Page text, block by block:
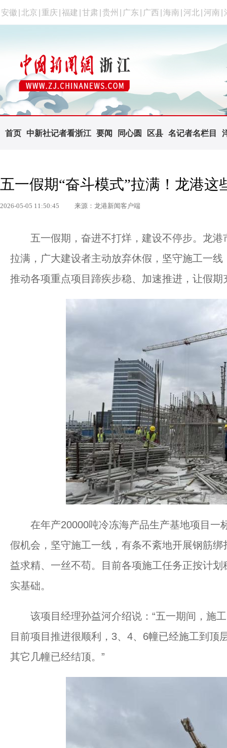
安徽 北京 重庆 福建 甘肃 贵州 广东 广西 海南 河北 河南
首页 中新社记者看浙江 要闻 同心圆 区县 名记者名栏目
五一假期“奋斗模式”拉满！龙港
2026-05-05 11:50:45 来源：龙港新闻客户端
五一假期，奋进不打烊，建设不停步。龙港
拉满，广大建设者主动放弃休假，坚守施工一
推动各项重点项目蹄疾步稳、加速推进，让假期
在年产20000吨冷冻海产品生产基地项目一
假机会，坚守施工一线，有条不紊地开展钢筋
益求精、一丝不苟。目前各项施工任务正按计
实基础。
该项目经理孙益河介绍说：“五一期间，施工
目前项目推进很顺利，3、4、6幢已经施工到顶
其它几幢已经结顶。”